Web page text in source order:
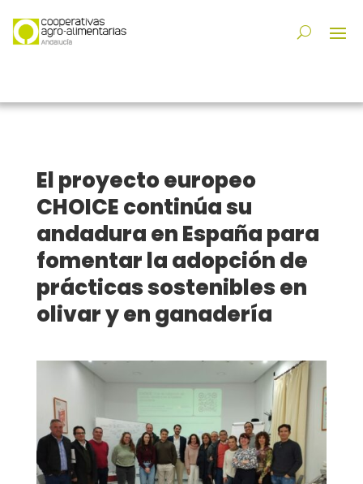
El proyecto europeo
CHOICE continúa su
andadura en España para
fomentar la adopción de
prácticas sostenibles en
olivar y en ganadería